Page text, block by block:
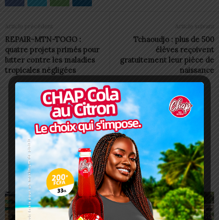
Article précédent
REPAIR-MTN-TOGO :
quatre projets primés pour
lutter contre les maladies
tropicales négligées
Article suivant
Tchaoudjo : plus de 500
élèves reçoivent
gratuitement leur pièce de
naissance
Charbel SOSSOUVI
ARTICLES CONNEXES PLUS DE L'AUTEUR